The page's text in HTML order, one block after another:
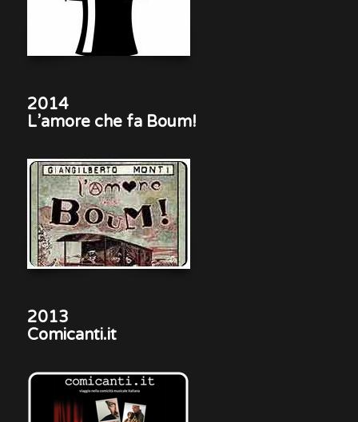
2014
L’amore che fa Boum!
2013
Comicanti.it